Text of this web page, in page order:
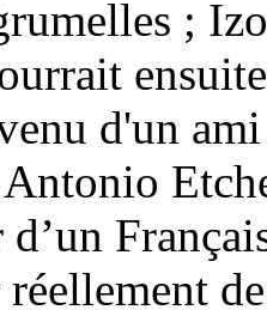
;
d'un
d’un